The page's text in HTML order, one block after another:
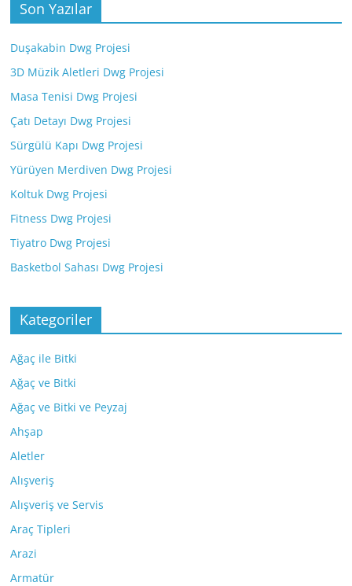
Son Yazılar
Duşakabin Dwg Projesi
3D Müzik Aletleri Dwg Projesi
Masa Tenisi Dwg Projesi
Çatı Detayı Dwg Projesi
Sürgülü Kapı Dwg Projesi
Yürüyen Merdiven Dwg Projesi
Koltuk Dwg Projesi
Fitness Dwg Projesi
Tiyatro Dwg Projesi
Basketbol Sahası Dwg Projesi
Kategoriler
Ağaç ile Bitki
Ağaç ve Bitki
Ağaç ve Bitki ve Peyzaj
Ahşap
Aletler
Alışveriş
Alışveriş ve Servis
Araç Tipleri
Arazi
Armatür